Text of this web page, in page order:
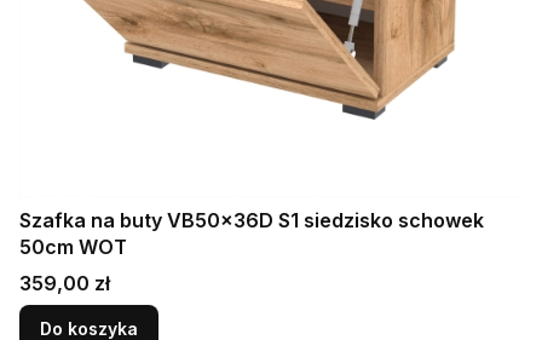
Szafka na buty VB50x36D S1 siedzisko schowek
50cm WOT
Cena
359,00 zł
Do koszyka